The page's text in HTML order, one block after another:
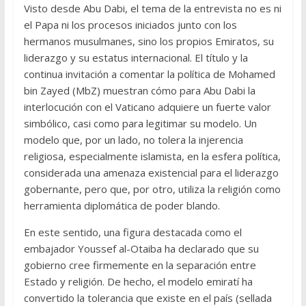
Visto desde Abu Dabi, el tema de la entrevista no es ni
el Papa ni los procesos iniciados junto con los
hermanos musulmanes, sino los propios Emiratos, su
liderazgo y su estatus internacional. El título y la
continua invitación a comentar la política de Mohamed
bin Zayed (MbZ) muestran cómo para Abu Dabi la
interlocución con el Vaticano adquiere un fuerte valor
simbólico, casi como para legitimar su modelo. Un
modelo que, por un lado, no tolera la injerencia
religiosa, especialmente islamista, en la esfera política,
considerada una amenaza existencial para el liderazgo
gobernante, pero que, por otro, utiliza la religión como
herramienta diplomática de poder blando.
En este sentido, una figura destacada como el
embajador Youssef al-Otaiba ha declarado que su
gobierno cree firmemente en la separación entre
Estado y religión. De hecho, el modelo emiratí ha
convertido la tolerancia que existe en el país (sellada